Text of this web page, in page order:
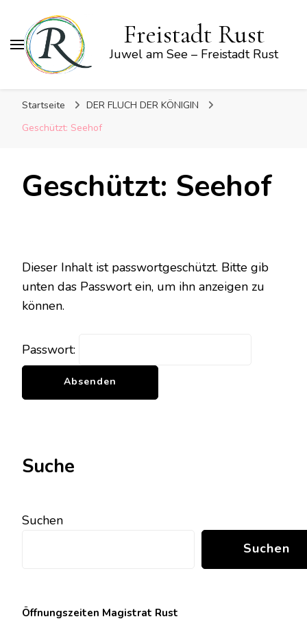
Freistadt Rust
Juwel am See – Freistadt Rust
Startseite
DER FLUCH DER KÖNIGIN
Geschützt: Seehof
Geschützt: Seehof
Dieser Inhalt ist passwortgeschützt. Bitte gib
unten das Passwort ein, um ihn anzeigen zu
können.
Passwort:
Suche
Suchen
Suchen
Öffnungszeiten Magistrat Rust